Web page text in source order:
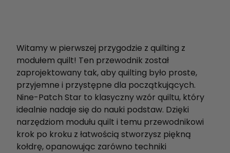
Witamy w pierwszej przygodzie z quilting z
modułem quilt! Ten przewodnik został
zaprojektowany tak, aby quilting było proste,
przyjemne i przystępne dla początkujących.
Nine-Patch Star to klasyczny wzór quiltu, który
idealnie nadaje się do nauki podstaw. Dzięki
narzędziom modułu quilt i temu przewodnikowi
krok po kroku z łatwością stworzysz piękną
kołdrę, opanowując zarówno techniki